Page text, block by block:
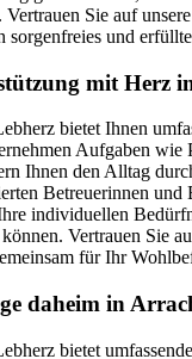
Vertrauen Sie auf
sorgenfreies und
mit Herz
bietet Ihnen
Aufgaben wie
Ihnen den Alltag
Betreuerinnen und
individuellen
Vertrauen Sie
für Ihr
daheim in
bietet